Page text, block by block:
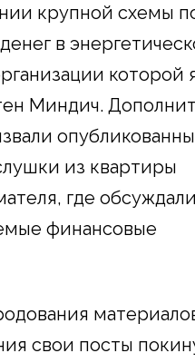
крупной схемы
в
которой
Миндич.
из квартиры
где
финансовые
свои посты